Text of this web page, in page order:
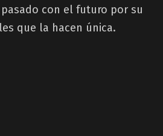
con el futuro por su
que la hacen única.